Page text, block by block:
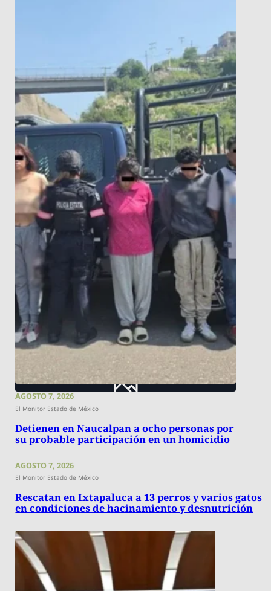
AGOSTO 7, 2026
El Monitor Estado de México
Detienen en Naucalpan a ocho personas por
su probable participación en un homicidio
AGOSTO 7, 2026
El Monitor Estado de México
Rescatan en Ixtapaluca a 13 perros y varios gatos
en condiciones de hacinamiento y desnutrición